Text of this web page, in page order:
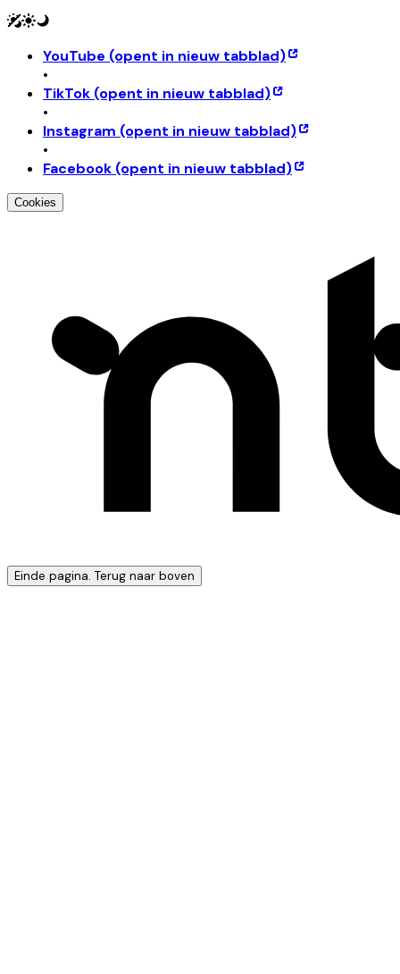
YouTube (opent in nieuw tabblad)
•
TikTok (opent in nieuw tabblad)
•
Instagram (opent in nieuw tabblad)
•
Facebook (opent in nieuw tabblad)
Cookies
Einde pagina. Terug naar boven